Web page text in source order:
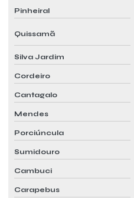
Orçamento pmoc mensal
Pmoc ar condicionado preço
Pmoc para ar condicionado split
Pmoc ar condicionado valor
Pmoc para camara fria
Pmoc para centro cirúrgico
Pinheiral
Quissamã
Silva Jardim
Cordeiro
Cantagalo
Mendes
Porciúncula
Sumidouro
Cambuci
Carapebus